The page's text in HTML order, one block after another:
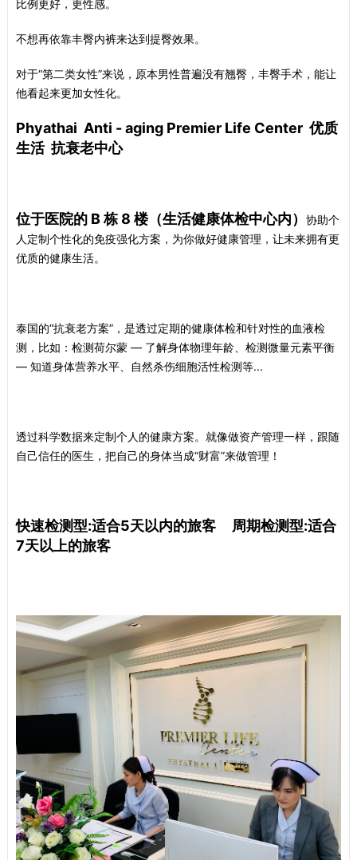
比例更好，更性感。
不想再依靠丰臀内裤来达到提臀效果。
对于“第二类女性”来说，原本男性普遍没有翘臀，丰臀手术，能让
他看起来更加女性化。
Phyathai Anti - aging Premier Life Center 优质
生活 抗衰老中心
位于医院的 B 栋 8 楼（生活健康体检中心内）
协助个
人定制个性化的免疫强化方案，为你做好健康管理，让未来拥有更
优质的健康生活。
泰国的“抗衰老方案”，是透过定期的健康体检和针对性的血液检
测，比如：检测荷尔蒙 — 了解身体物理年龄、检测微量元素平衡
— 知道身体营养水平、自然杀伤细胞活性检测等...
透过科学数据来定制个人的健康方案。就像做资产管理一样，跟随
自己信任的医生，把自己的身体当成“财富”来做管理！
快速检测型:适合5天以内的旅客 周期检测型:适合
7天以上的旅客